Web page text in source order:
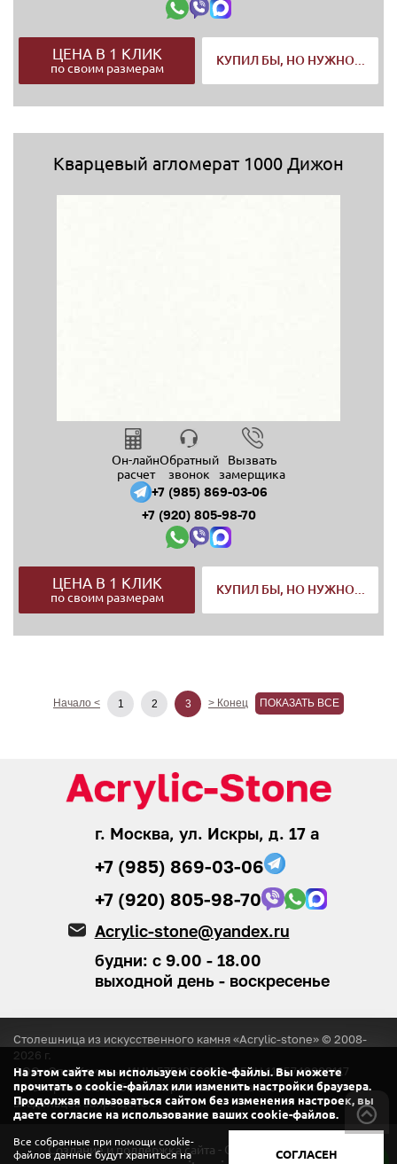
ЦЕНА В 1 КЛИК
по своим размерам
КУПИЛ БЫ, НО НУЖНО...
Кварцевый агломерат 1000 Дижон
Он-лайн
расчет
Обратный
звонок
Вызвать
замерщика
+7 (985) 869-03-06
+7 (920) 805-98-70
ЦЕНА В 1 КЛИК
по своим размерам
КУПИЛ БЫ, НО НУЖНО...
Начало < 1 2 3 > Конец ПОКАЗАТЬ ВСЕ
г. Москва, ул. Искры, д. 17 а
+7 (985) 869-03-06
+7 (920) 805-98-70
Acrylic-stone@yandex.ru
будни: с 9.00 - 18.00
выходной день - воскресенье
Столешница из искусственного камня «Acrylic-stone» © 2008-
2026 г.
ООО «ЭлитКамень»ИНН 5751056920, ОГРН 1155749008117
® Копирование любых материалов с сайтабез согласия
владельцев запрещено.
Создание и поддержка сайта - ООО «Регион центр».
На этом сайте мы используем cookie-файлы. Вы можете
прочитать о cookie-файлах или изменить настройки браузера.
Продолжая пользоваться сайтом без изменения настроек, вы
даете согласие на использование ваших cookie-файлов.
Все собранные при помощи cookie-
файлов данные будут храниться на
СОГЛАСЕН